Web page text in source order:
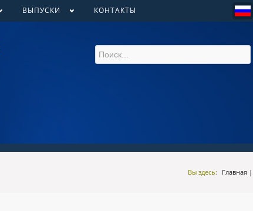
ВЫПУСКИ КОНТАКТЫ
Вы здесь: Главная |